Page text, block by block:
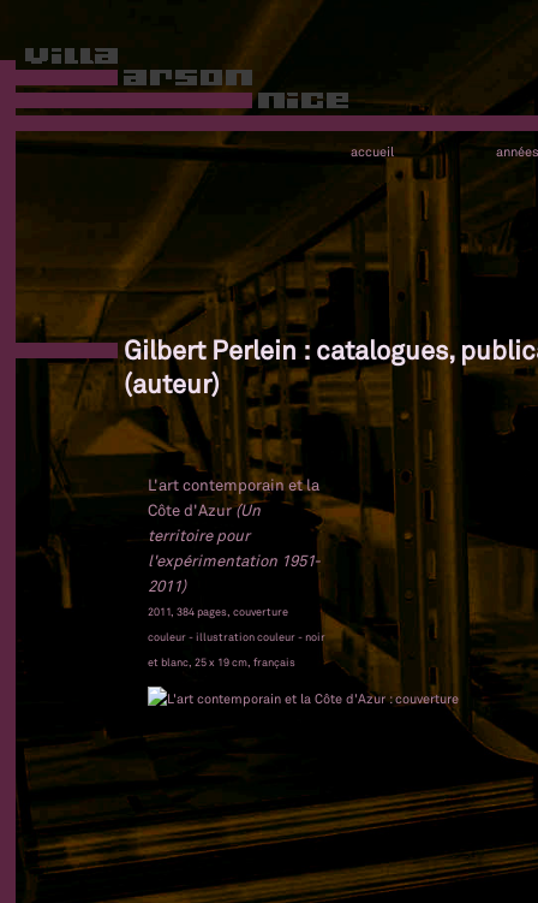
accueil années
Gilbert Perlein : catalogues,
(auteur)
L'art contemporain et la
Côte d'Azur(Un
territoire pour
l'expérimentation 1951-
2011)
2011, 384 pages, couverture
couleur - illustration couleur - noir
et blanc, 25 x 19 cm, français